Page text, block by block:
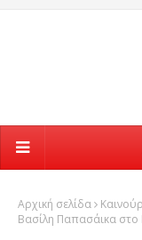
Αρχική σελίδα
Βασίλη Παπασάικα στο